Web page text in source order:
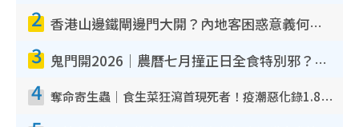
2 香港山邊鐵閘邊門大開？內地客困惑意義何在！網民神回覆：呢種叫法理性防禦
3 鬼門開2026｜農曆七月撞正日全食特別邪？專家警告切忌做一事！揭4大禁忌+2招保平安
4 奪命寄生蟲｜食生菜狂瀉首現死者！疫潮惡化錄1.8萬宗病例 揭洗菜3大謬誤